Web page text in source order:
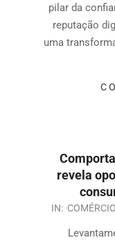
pilar da
reputação
uma
revela
IN: COMÉRCIO